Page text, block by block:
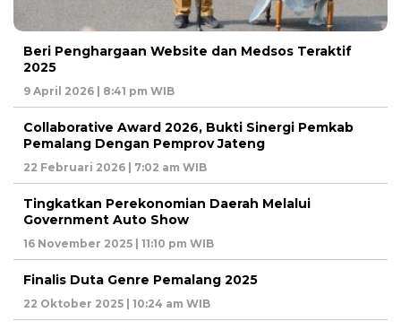
Beri Penghargaan Website dan Medsos Teraktif
2025
9 April 2026 | 8:41 pm WIB
Collaborative Award 2026, Bukti Sinergi Pemkab
Pemalang Dengan Pemprov Jateng
22 Februari 2026 | 7:02 am WIB
Tingkatkan Perekonomian Daerah Melalui
Government Auto Show
16 November 2025 | 11:10 pm WIB
Finalis Duta Genre Pemalang 2025
22 Oktober 2025 | 10:24 am WIB